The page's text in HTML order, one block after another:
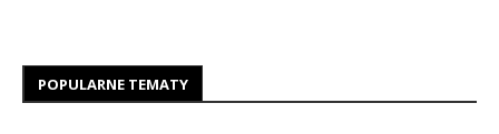
POPULARNE TEMATY